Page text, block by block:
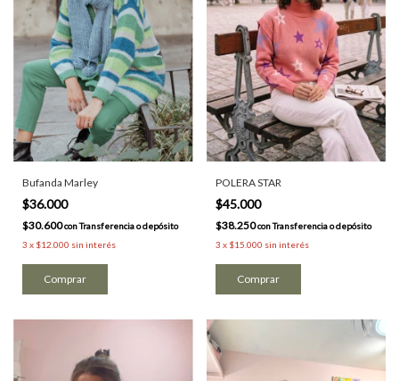
Bufanda Marley
$36.000
$30.600conTransferencia o depósito
3 x $12.000 sin interés
Comprar
POLERA STAR
$45.000
$38.250conTransferencia o depósito
3 x $15.000 sin interés